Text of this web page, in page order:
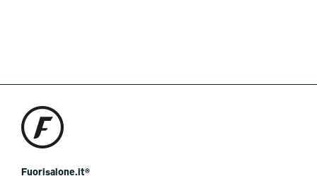
Fuorisalone.it®